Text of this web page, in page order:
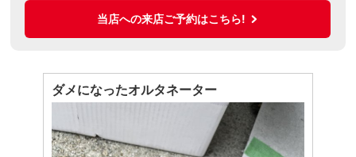
当店への来店ご予約はこちら!
ダメになったオルタネーター